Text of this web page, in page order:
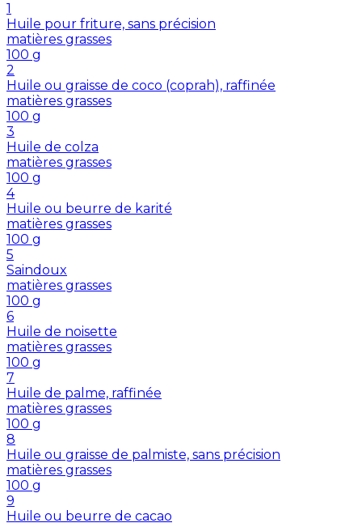
1
Huile pour friture, sans précision
matières grasses
100 g
2
Huile ou graisse de coco (coprah), raffinée
matières grasses
100 g
3
Huile de colza
matières grasses
100 g
4
Huile ou beurre de karité
matières grasses
100 g
5
Saindoux
matières grasses
100 g
6
Huile de noisette
matières grasses
100 g
7
Huile de palme, raffinée
matières grasses
100 g
8
Huile ou graisse de palmiste, sans précision
matières grasses
100 g
9
Huile ou beurre de cacao